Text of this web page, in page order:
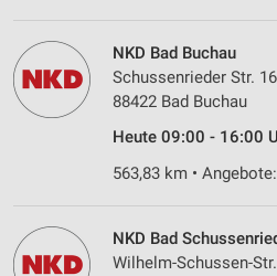
NKD Bad Buchau
Schussenrieder Str.
88422 Bad Buchau
Heute 09:00 - 16:00
563,83 km •
NKD Bad
Wilhelm-Schussen-